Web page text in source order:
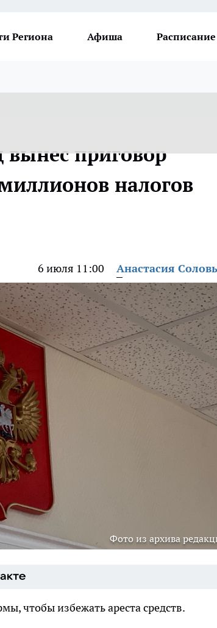
Региона Афиша Расписание
вынес приговор
налогов
6 июля 11:00 Анастасия
Фото из архива
чтобы избежать ареста средств.